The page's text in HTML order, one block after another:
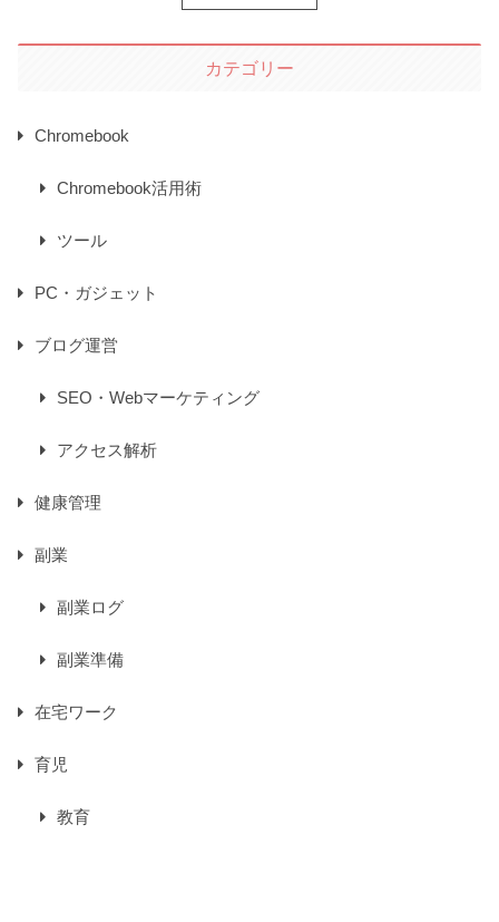
カテゴリー
Chromebook
Chromebook活用術
ツール
PC・ガジェット
ブログ運営
SEO・Webマーケティング
アクセス解析
健康管理
副業
副業ログ
副業準備
在宅ワーク
育児
教育